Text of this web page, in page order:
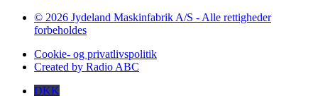
© 2026 Jydeland Maskinfabrik A/S - Alle rettigheder
forbeholdes
Cookie- og privatlivspolitik
Created by Radio ABC
DKK